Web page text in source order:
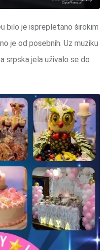
bilo je isprepletano širokim
je od posebnih. Uz muziku
srpska jela uživalo se do